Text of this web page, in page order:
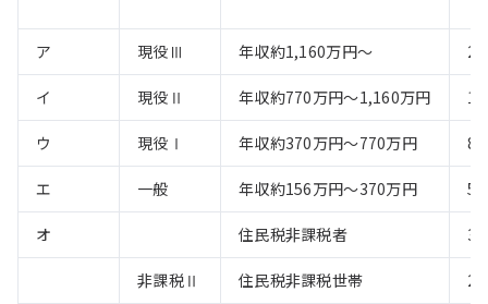
ア 現役Ⅲ 年収約1,160万円〜
イ 現役Ⅱ 年収約770万円〜1,160万円
ウ 現役Ⅰ 年収約370万円〜770万円
エ 一般 年収約156万円〜370万円
オ 住民税非課税者
非課税Ⅱ 住民税非課税世帯